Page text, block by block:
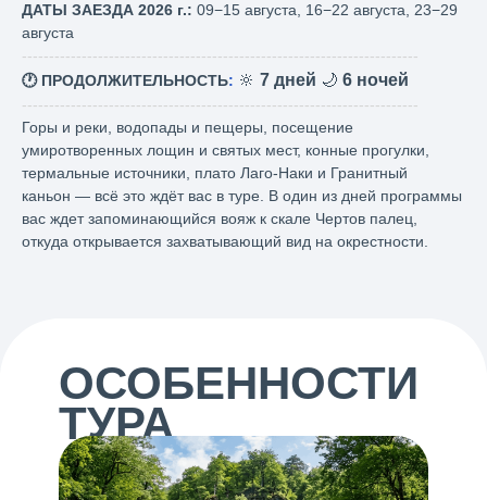
ДАТЫ ЗАЕЗДА 2026 г.: 09−15 августа, 16−22 августа, 23−29
августа
-------------------------------------------------------------------------
🕐 ПРОДОЛЖИТЕЛЬНОСТЬ: 🔆 7 дней 🌙 6 ночей
-------------------------------------------------------------------------
Горы и реки, водопады и пещеры, посещение
умиротворенных лощин и святых мест, конные прогулки,
термальные источники, плато Лаго-Наки и Гранитный
каньон — всё это ждёт вас в туре. В один из дней программы
вас ждет запоминающийся вояж к скале Чертов палец,
откуда открывается захватывающий вид на окрестности.
ОСОБЕННОСТИ
ТУРА